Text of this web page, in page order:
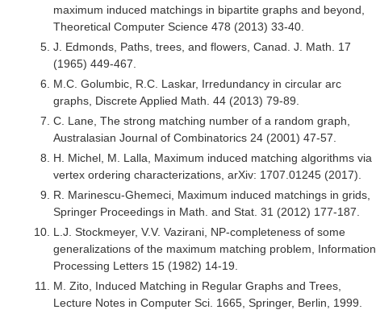
maximum induced matchings in bipartite graphs and beyond,
Theoretical Computer Science 478 (2013) 33-40.
J. Edmonds, Paths, trees, and flowers, Canad. J. Math. 17
(1965) 449-467.
M.C. Golumbic, R.C. Laskar, Irredundancy in circular arc
graphs, Discrete Applied Math. 44 (2013) 79-89.
C. Lane, The strong matching number of a random graph,
Australasian Journal of Combinatorics 24 (2001) 47-57.
H. Michel, M. Lalla, Maximum induced matching algorithms via
vertex ordering characterizations, arXiv: 1707.01245 (2017).
R. Marinescu-Ghemeci, Maximum induced matchings in grids,
Springer Proceedings in Math. and Stat. 31 (2012) 177-187.
L.J. Stockmeyer, V.V. Vazirani, NP-completeness of some
generalizations of the maximum matching problem, Information
Processing Letters 15 (1982) 14-19.
M. Zito, Induced Matching in Regular Graphs and Trees,
Lecture Notes in Computer Sci. 1665, Springer, Berlin, 1999.